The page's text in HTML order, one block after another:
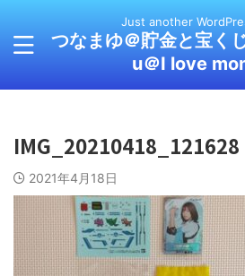
Just another
つなまゆ＠貯金と宝く
u＠I love
IMG_20210418_121628
2021年4月18日